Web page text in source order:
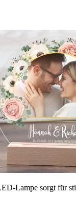
Lampe sorgt für